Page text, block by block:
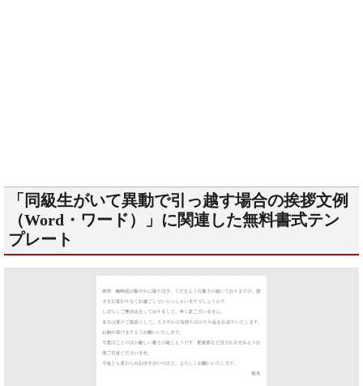
「同級生がいて異動で引っ越す場合の挨拶文例
（Word・ワード）」に関連した無料書式テン
プレート